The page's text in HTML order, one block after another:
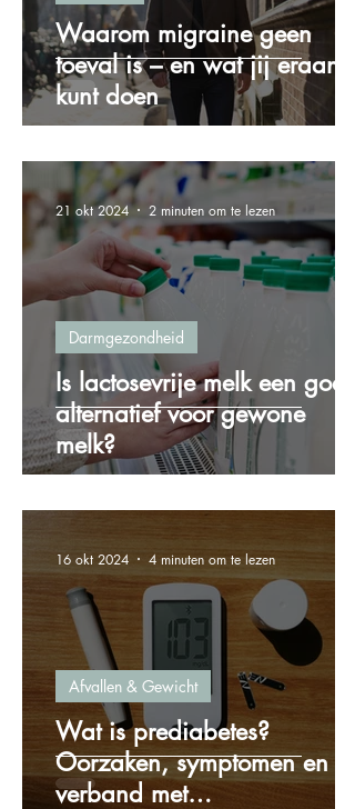
Waarom migraine geen
toeval is – en wat jij eraan
kunt doen
Is lactosevrije melk een goed
alternatief voor gewone
melk?
Darmgezondheid
21 okt 2024 2 minuten om te lezen
Wat is prediabetes?
Oorzaken, symptomen en het
verband met
Afvallen & Gewicht
16 okt 2024 4 minuten om te lezen